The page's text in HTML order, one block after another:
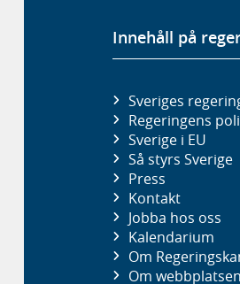
Innehåll på
Sveriges
Regeringens
Sverige i EU
Så styrs Sverige
Press
Kontakt
Jobba hos oss
Kalendarium
Om
Om webbplatsen